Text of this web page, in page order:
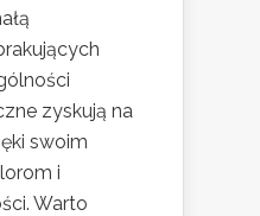
zyskują na
swoim
i
Warto